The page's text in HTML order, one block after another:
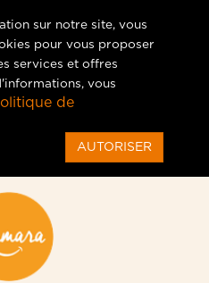
sur notre site, vous
pour vous proposer
services et offres
vous
de
AUTORISER